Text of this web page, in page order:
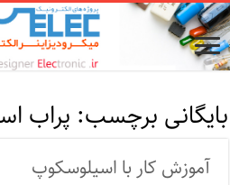
بایگانی برچسب: پراب
آموزش کار با اسیلوسکوپ